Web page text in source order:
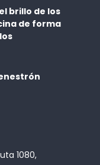
1080,
brillo de los
de forma